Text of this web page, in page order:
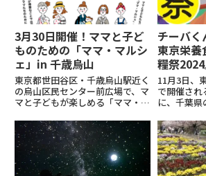
3月30日開催！ママと子ど
ものための「ママ・マルシ
ェ」in 千歳烏山
東京都世田谷区・千歳烏山駅近く
の烏山区民センター前広場で、マ
マと子どもが楽しめる「ママ・マ
品やワークショップ、マッサージ
体験、キッチンカーなど約５０店
が出店し、ママ同士の交流や情報
発信の場となります。会場はベ
ビ...
チーバく
東京栄養
糧祭
11月3日、
で開催され
に、千葉県
食糧祭では
こだわりの
めるだけで
る体験ブー
ん...